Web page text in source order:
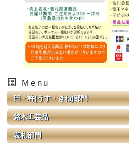
Menu
臼・杵(うす・きね)部門
銘木工芸品
表札部門